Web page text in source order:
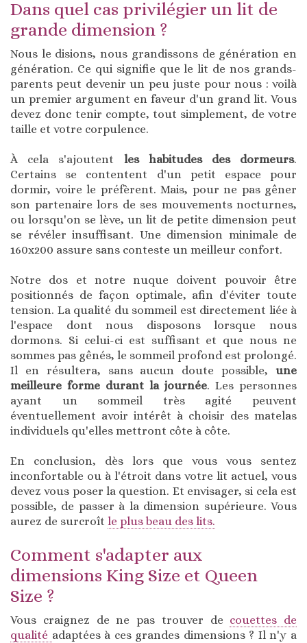
Dans quel cas privilégier un lit de
grande dimension ?
Nous le disions, nous grandissons de génération en
génération. Ce qui signifie que le lit de nos grands-
parents peut devenir un peu juste pour nous : voilà
un premier argument en faveur d'un grand lit. Vous
devez donc tenir compte, tout simplement, de votre
taille et votre corpulence.
À cela s'ajoutent les habitudes des dormeurs.
Certains se contentent d'un petit espace pour
dormir, voire le préfèrent. Mais, pour ne pas gêner
son partenaire lors de ses mouvements nocturnes,
ou lorsqu'on se lève, un lit de petite dimension peut
se révéler insuffisant. Une dimension minimale de
160x200 assure sans conteste un meilleur confort.
Notre dos et notre nuque doivent pouvoir être
positionnés de façon optimale, afin d'éviter toute
tension. La qualité du sommeil est directement liée à
l'espace dont nous disposons lorsque nous
dormons. Si celui-ci est suffisant et que nous ne
sommes pas gênés, le sommeil profond est prolongé.
Il en résultera, sans aucun doute possible, une
meilleure forme durant la journée. Les personnes
ayant un sommeil très agité peuvent
éventuellement avoir intérêt à choisir des matelas
individuels qu'elles mettront côte à côte.
En conclusion, dès lors que vous vous sentez
inconfortable ou à l'étroit dans votre lit actuel, vous
devez vous poser la question. Et envisager, si cela est
possible, de passer à la dimension supérieure. Vous
aurez de surcroît le plus beau des lits.
Comment s'adapter aux
dimensions King Size et Queen
Size ?
Vous craignez de ne pas trouver de couettes de
qualité adaptées à ces grandes dimensions ? Il n'y a